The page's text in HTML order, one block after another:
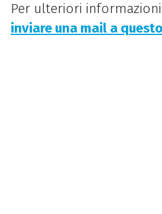
Per ulteriori
inviare una mail a